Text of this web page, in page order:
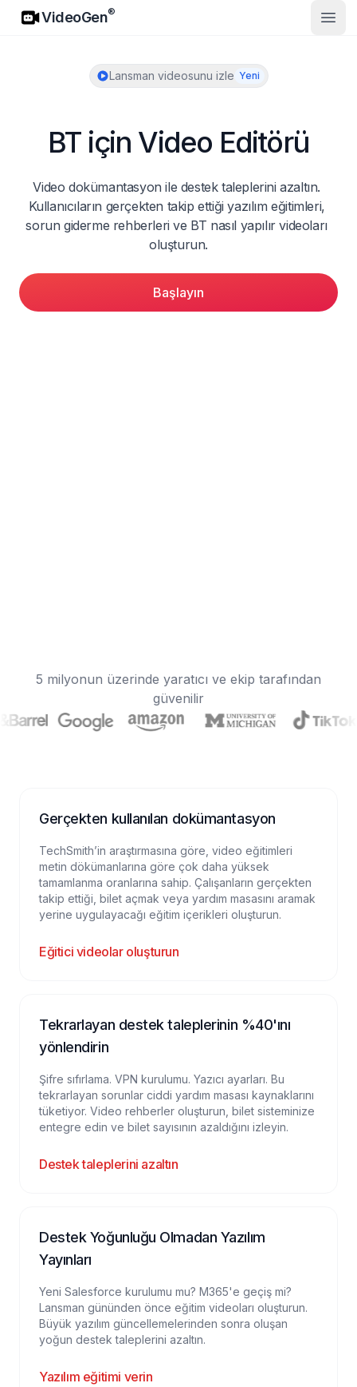
VideoGen
VideoGen®
Ana
Lansman videosunu izle Yeni
BT için Video Editörü
Video dokümantasyon ile destek taleplerini azaltın.
Kullanıcıların gerçekten takip ettiği yazılım eğitimleri,
sorun giderme rehberleri ve BT nasıl yapılır videoları
oluşturun.
Başlayın
5 milyonun üzerinde yaratıcı ve ekip tarafından
güvenilir
Gerçekten kullanılan dokümantasyon
TechSmith’in araştırmasına göre, video eğitimleri
metin dökümanlarına göre çok daha yüksek
tamamlanma oranlarına sahip. Çalışanların gerçekten
takip ettiği, bilet açmak veya yardım masasını aramak
yerine uygulayacağı eğitim içerikleri oluşturun.
Eğitici videolar oluşturun
Tekrarlayan destek taleplerinin %40'ını
yönlendirin
Şifre sıfırlama. VPN kurulumu. Yazıcı ayarları. Bu
tekrarlayan sorunlar ciddi yardım masası kaynaklarını
tüketiyor. Video rehberler oluşturun, bilet sisteminize
entegre edin ve bilet sayısının azaldığını izleyin.
Destek taleplerini azaltın
Destek Yoğunluğu Olmadan Yazılım
Yayınları
Yeni Salesforce kurulumu mu? M365'e geçiş mi?
Lansman gününden önce eğitim videoları oluşturun.
Büyük yazılım güncellemelerinden sonra oluşan
yoğun destek taleplerini azaltın.
Yazılım eğitimi verin